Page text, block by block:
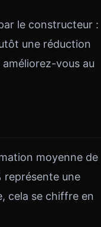
le constructeur :
une réduction
vous au
moyenne de
représente une
cela se chiffre en